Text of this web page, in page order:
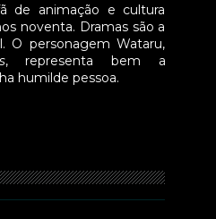
de animação e cultura
noventa. Dramas são a
O personagem Wataru,
, representa bem a
humilde pessoa.